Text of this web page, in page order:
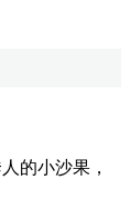
的小沙果，